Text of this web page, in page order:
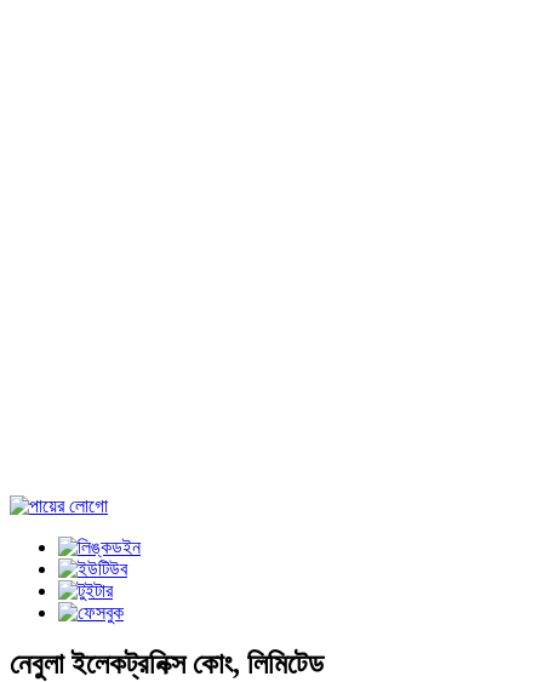
নেবুলা ইলেকট্রনিক্স কোং, লিমিটেড